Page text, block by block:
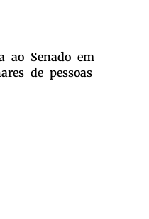
ao Senado em
de pessoas